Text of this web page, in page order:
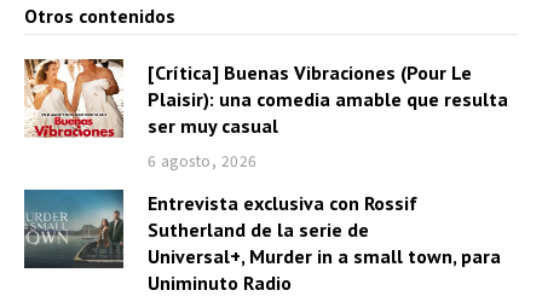
Otros contenidos
[Crítica] Buenas Vibraciones (Pour Le
Plaisir): una comedia amable que resulta
ser muy casual
6 agosto, 2026
Entrevista exclusiva con Rossif
Sutherland de la serie de
Universal+, Murder in a small town, para
Uniminuto Radio